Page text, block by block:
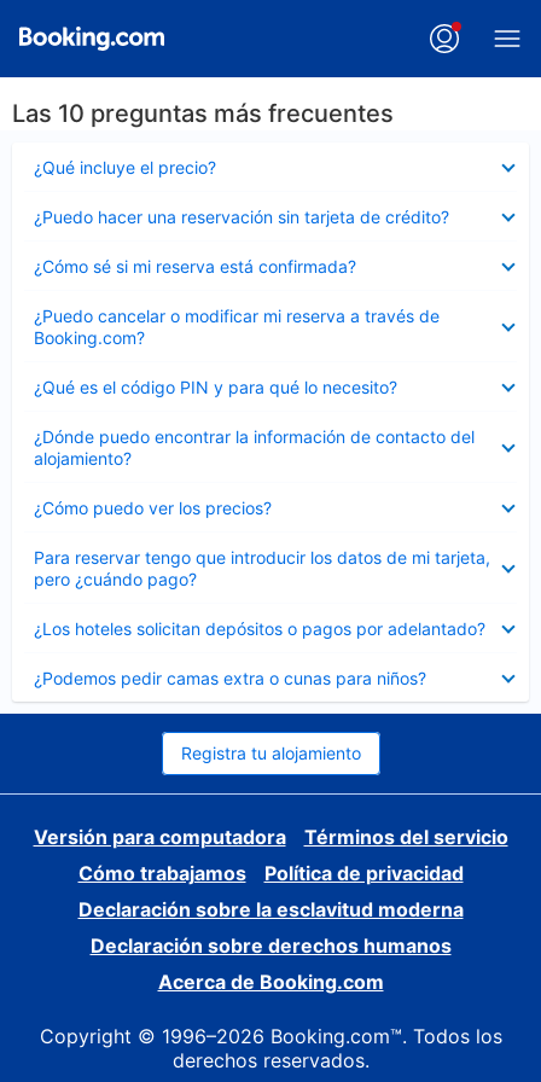
Las 10 preguntas más frecuentes
¿Qué incluye el precio?
cerrado
¿Puedo hacer una reservación sin tarjeta de crédito?
cerrado
¿Cómo sé si mi reserva está confirmada?
cerrado
¿Puedo cancelar o modificar mi reserva a través de
Booking.com?
cerrado
¿Qué es el código PIN y para qué lo necesito?
cerrado
¿Dónde puedo encontrar la información de contacto del
alojamiento?
cerrado
¿Cómo puedo ver los precios?
cerrado
Para reservar tengo que introducir los datos de mi tarjeta,
pero ¿cuándo pago?
cerrado
¿Los hoteles solicitan depósitos o pagos por adelantado?
cerrado
¿Podemos pedir camas extra o cunas para niños?
cerrado
Registra tu alojamiento
Versión para computadora
Términos del servicio
Cómo trabajamos
Política de privacidad
Declaración sobre la esclavitud moderna
Declaración sobre derechos humanos
Acerca de Booking.com
Copyright © 1996–2026 Booking.com™. Todos los
derechos reservados.